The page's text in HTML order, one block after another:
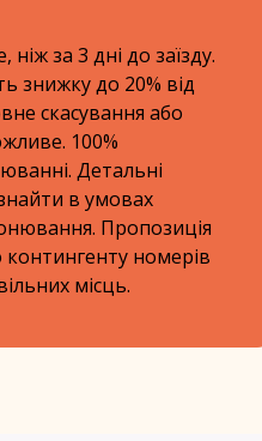
за 3 дні до заїзду.
знижку до 20% від
скасування або
100%
Детальні
в умовах
Пропозиція
номерів
місць.